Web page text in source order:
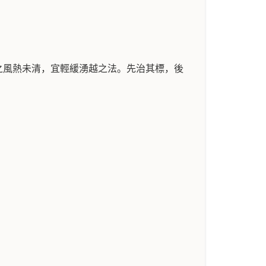
熱未清，宜輕緩湧越之法。先治其標，後